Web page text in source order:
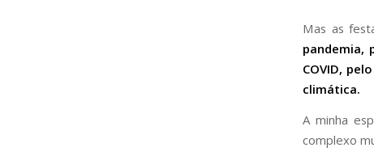
Mas as
pandemia,
COVID,
climática.
A minha
complexo